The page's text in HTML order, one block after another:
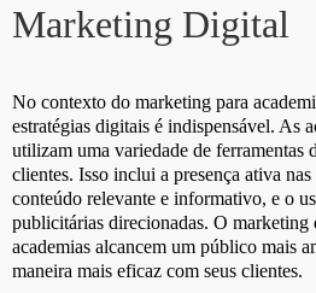
Marketing Digital
No contexto do marketing para
estratégias digitais é indispensável. As
utilizam uma variedade de ferramentas
clientes. Isso inclui a presença ativa
conteúdo relevante e informativo, e o
publicitárias direcionadas. O marketing
academias alcancem um público mais
maneira mais eficaz com seus clientes.